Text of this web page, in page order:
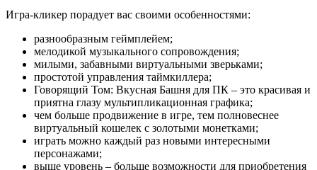
Игра-кликер порадует вас своими особенностями:
разнообразным геймплейем;
мелодикой музыкального сопровождения;
милыми, забавными виртуальными зверьками;
простотой управления таймкиллера;
Говорящий Том: Вкусная Башня для ПК – это красивая и
приятна глазу мультипликационная графика;
чем больше продвижение в игре, тем полновеснее
виртуальный кошелек с золотыми монетками;
играть можно каждый раз новыми интересными
персонажами;
выше уровень – больше возможности для приобретения